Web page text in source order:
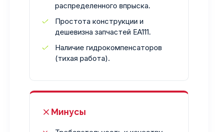
распределенного впрыска.
Простота конструкции и
дешевизна запчастей EA111.
Наличие гидрокомпенсаторов
(тихая работа).
Минусы